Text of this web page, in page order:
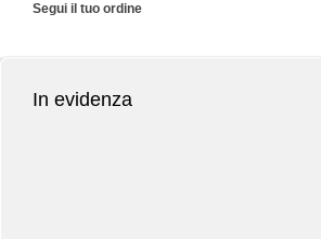
Segui il tuo ordine
In evidenza